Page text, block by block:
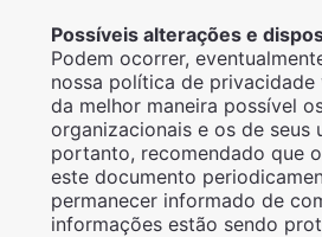
Possíveis alterações e
Podem ocorrer,
nossa política de privacidade
da melhor maneira possível
organizacionais e os de seus
portanto, recomendado que
este documento
permanecer informado de
informações estão sendo